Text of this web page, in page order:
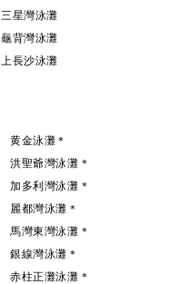
三星灣泳灘
龜背灣泳灘
上長沙泳灘
黄金泳灘＊
洪聖爺灣泳灘＊
加多利灣泳灘＊
麗都灣泳灘＊
馬灣東灣泳灘＊
銀線灣泳灘＊
赤柱正灘泳灘＊